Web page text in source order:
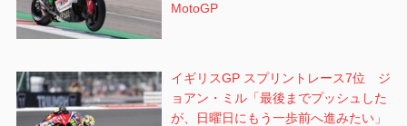
MotoGP
イギリスGP スプリントレース7位 ジ
ョアン・ミル「最後までプッシュした
が、日曜日にもう一歩前へ進みたい」